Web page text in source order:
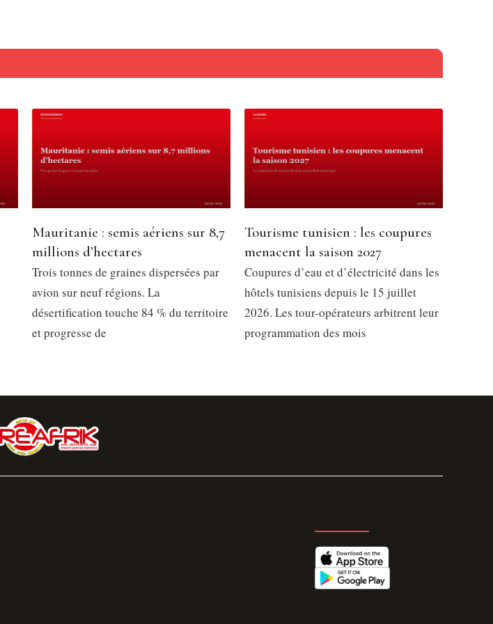
Mauritanie : semis aériens sur 8,7
millions d’hectares
Trois tonnes de graines dispersées par
avion sur neuf régions. La
désertification touche 84 % du territoire
et progresse de
Tourisme tunisien : les coupures
menacent la saison 2027
Coupures d’eau et d’électricité dans les
hôtels tunisiens depuis le 15 juillet
2026. Les tour-opérateurs arbitrent leur
programmation des mois